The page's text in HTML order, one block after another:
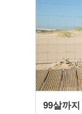
99살까